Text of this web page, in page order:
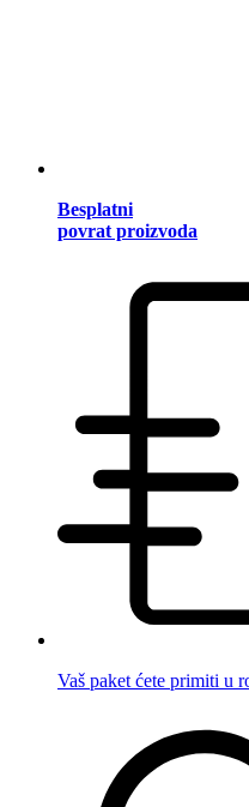
Besplatni
povrat proizvoda
Vaš paket ćete primiti u